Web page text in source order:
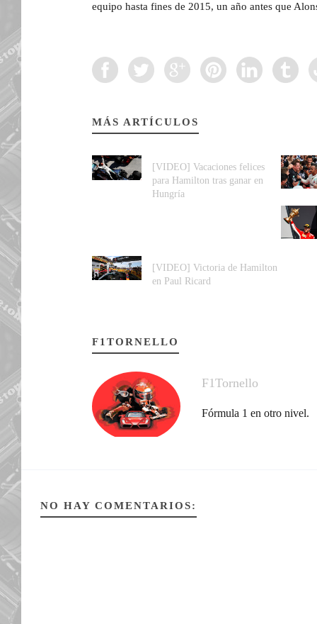
equipo hasta fines de 2015, un año antes que
MÁS ARTÍCULOS
[VIDEO] Vacaciones felices
para Hamilton tras ganar en
Hungría
[VIDEO] Victoria de Hamilton
en Paul Ricard
F1TORNELLO
F1Tornello
Fórmula 1 en otro nivel.
NO HAY COMENTARIOS: